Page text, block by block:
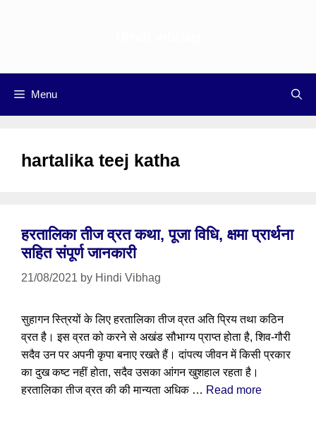
Menu
hartalika teej katha
हरतालिका तीज व्रत कथा, पूजा विधि, क्षमा प्रार्थना
सहित संपूर्ण जानकारी
21/08/2021 by Hindi Vibhag
सुहागन स्त्रियों के लिए हरतालिका तीज व्रत अति प्रिय तथा कठिन
व्रत है। इस व्रत को करने से अखंड सौभाग्य प्राप्त होता है, शिव-गौरी
सदैव उन पर अपनी कृपा बनाए रखते हैं। दांपत्य जीवन में किसी प्रकार
का दुख कष्ट नहीं होता, सदैव उसका आंगन खुशहाल रहता है।
हरतालिका तीज व्रत की की मान्यता अधिक … Read more